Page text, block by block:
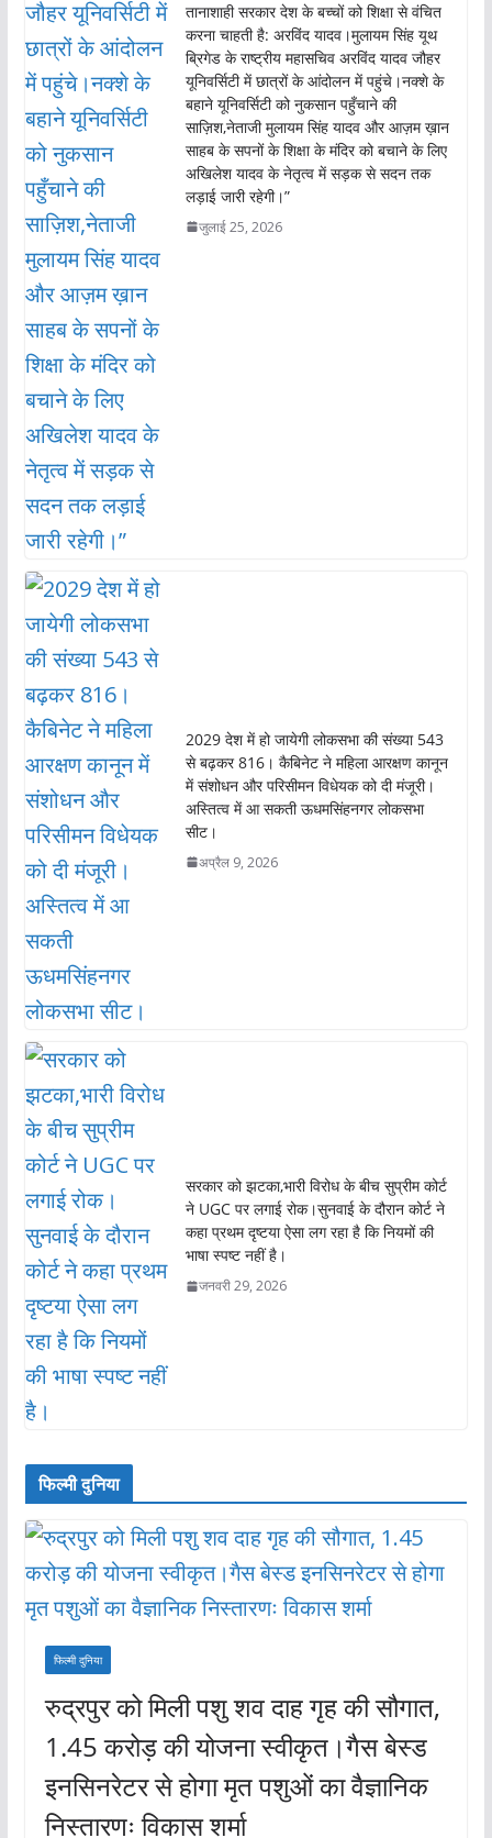
तानाशाही सरकार देश के बच्चों को शिक्षा से वंचित
करना चाहती है: अरविंद यादव।मुलायम सिंह यूथ
ब्रिगेड के राष्ट्रीय महासचिव अरविंद यादव जौहर
यूनिवर्सिटी में छात्रों के आंदोलन में पहुंचे।नक्शे के
बहाने यूनिवर्सिटी को नुकसान पहुँचाने की
साज़िश,नेताजी मुलायम सिंह यादव और आज़म ख़ान
साहब के सपनों के शिक्षा के मंदिर को बचाने के लिए
अखिलेश यादव के नेतृत्व में सड़क से सदन तक
लड़ाई जारी रहेगी।”
जुलाई 25, 2026
2029 देश में हो जायेगी लोकसभा की संख्या 543
से बढ़कर 816। कैबिनेट ने महिला आरक्षण कानून
में संशोधन और परिसीमन विधेयक को दी मंजूरी।
अस्तित्व में आ सकती ऊधमसिंहनगर लोकसभा
सीट।
अप्रैल 9, 2026
सरकार को झटका,भारी विरोध के बीच सुप्रीम कोर्ट
ने UGC पर लगाई रोक।सुनवाई के दौरान कोर्ट ने
कहा प्रथम दृष्टया ऐसा लग रहा है कि नियमों की
भाषा स्पष्ट नहीं है।
जनवरी 29, 2026
फिल्मी दुनिया
फिल्मी दुनिया
रुद्रपुर को मिली पशु शव दाह गृह की सौगात,
1.45 करोड़ की योजना स्वीकृत।गैस बेस्ड
इनसिनरेटर से होगा मृत पशुओं का वैज्ञानिक
निस्तारणः विकास शर्मा